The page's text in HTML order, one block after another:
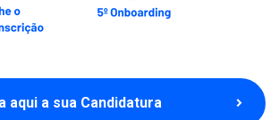
aqui a sua Candidatura